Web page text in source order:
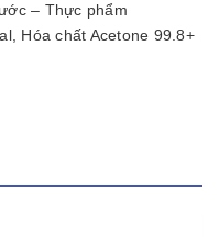
– Thực phẩm
, Hóa chất Acetone 99.8+